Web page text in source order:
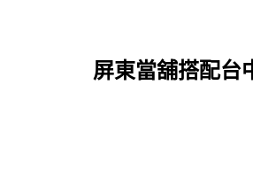
屏東當舖搭配台